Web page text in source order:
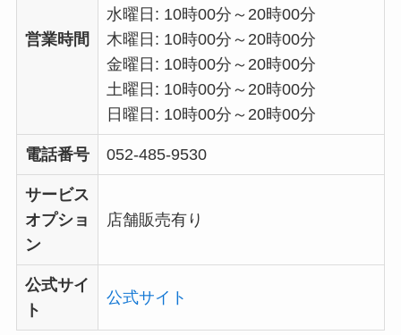
営業時間
水曜日: 10時00分～20時00分
木曜日: 10時00分～20時00分
金曜日: 10時00分～20時00分
土曜日: 10時00分～20時00分
日曜日: 10時00分～20時00分
電話番号 052-485-9530
サービス
オプショ
ン
店舗販売有り
公式サイ
ト
公式サイト